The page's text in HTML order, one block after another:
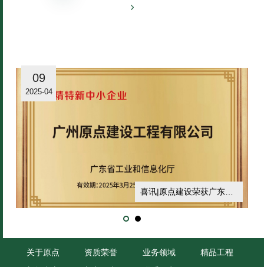
09
2025-04
喜讯|原点建设荣获广东省“专精特新”企业称号
关于原点 资质荣誉 业务领域 精品工程